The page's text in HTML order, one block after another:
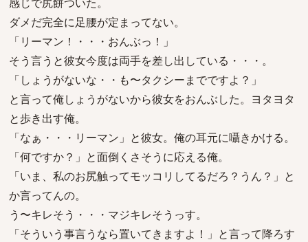
ダメだ完全に足腰が定まってない。
「リーマン！・・・おんぶっ！」
そう言うと彼女今度は両手を差し出している・・・。
「しょうがないな・・も〜タクシーまでですよ？」
と言って俺しょうがないから彼女をおんぶした。ヨタヨタ
と歩き出す俺。
「なぁ・・・リーマン」と彼女。俺の耳元に囁きかける。
「何ですか？」と面倒くさそうに応える俺。
「いま、私のお尻触ってモッコリしてるだろ？うん？」と
か言ってんの。
う〜キレそう・・・マジキレそうっす。
「そういう事言うなら置いてきますよ！」と言って降ろす